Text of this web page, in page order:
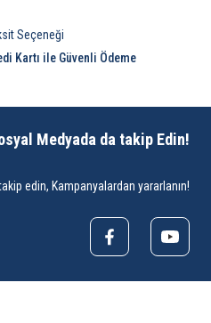
Seçeneği
Kartı ile Güvenli Ödeme
Medyada da takip Edin!
edin, Kampanyalardan yararlanın!